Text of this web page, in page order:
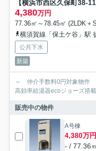
4,380万円
77.36㎡～78.45㎡ (2LDK＋
横須賀線「保土ケ谷」駅
公共下水
新築
～ 仲介手数料0円対象物件
高効率給湯器ecoジョーズ搭
販売中の物件
A号棟
4,380万円
- / 77.36